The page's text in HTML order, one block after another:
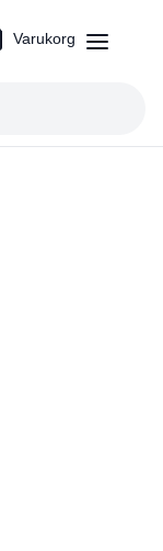
Varukorg